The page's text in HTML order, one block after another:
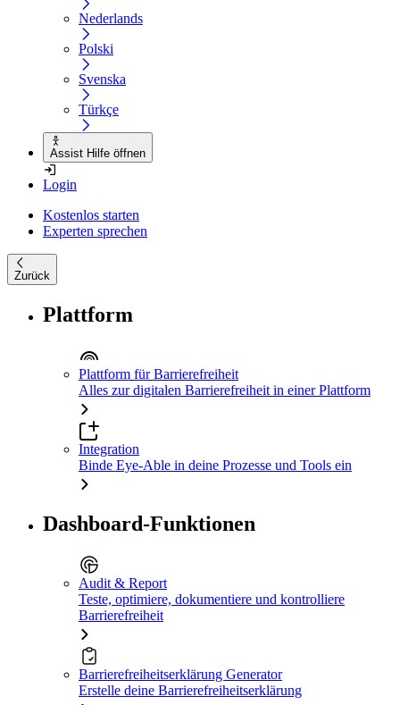
Nederlands
Polski
Svenska
Türkçe
Assist Hilfe öffnen
Login
Kostenlos starten
Experten sprechen
Zurück
Plattform
Plattform für Barrierefreiheit
Alles zur digitalen Barrierefreiheit in einer Plattform
Integration
Binde Eye-Able in deine Prozesse und Tools ein
Dashboard-Funktionen
Audit & Report
Teste, optimiere, dokumentiere und kontrolliere
Barrierefreiheit
Barrierefreiheitserklärung Generator
Erstelle deine Barrierefreiheitserklärung